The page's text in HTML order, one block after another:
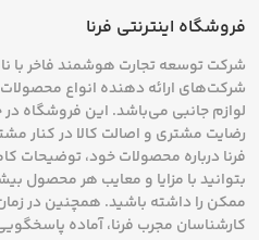
مربع صورتی و صلیب آبی
کارت حافظه در آن دوران
شما ارزش بسیار
پلی‌استیشن ۱
داشت. شرکت سونی
کنسول بازی خود مانند
فروشگاه اینترنتی فرنا
شرکت توسعه تجارت هوشمند فاخر با
شرکت‌های ارائه دهنده انواع محصولات
لوازم جانبی می‌باشد. این فروشگاه در
رضایت مشتری و اصالت کالا در کنار
فرنا درباره محصولات خود، توضیحات
بتوانید با مزایا و معایب هر محصول
ممکن را داشته باشید. همچنین در
کارشناسان مجرب فرنا، آماده